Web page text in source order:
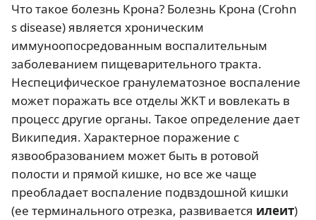
Что такое болезнь Крона? Болезнь Крона (Сrohn
s disease) является хроническим
иммуноопосредованным воспалительным
заболеванием пищеварительного тракта.
Неспецифическое гранулематозное воспаление
может поражать все отделы ЖКТ и вовлекать в
процесс другие органы. Такое определение дает
Википедия. Характерное поражение с
язвообразованием может быть в ротовой
полости и прямой кишке, но все же чаще
преобладает воспаление подвздошной кишки
(ее терминального отрезка, развивается илеит)